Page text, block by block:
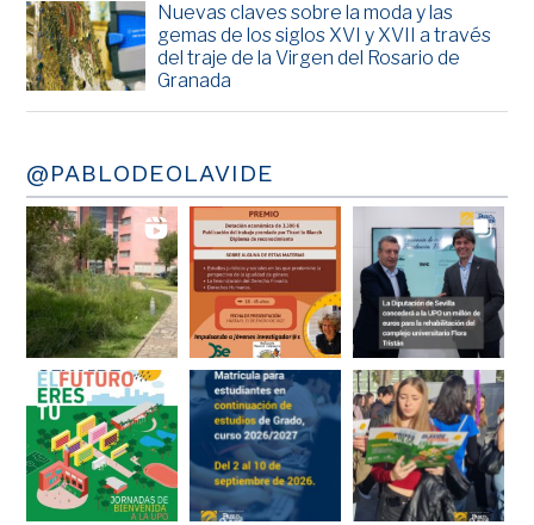
Nuevas claves sobre la moda y las
gemas de los siglos XVI y XVII a través
del traje de la Virgen del Rosario de
Granada
@PABLODEOLAVIDE